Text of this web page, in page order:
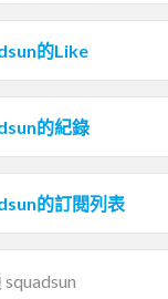
的Like
的紀錄
的訂閱列表
squadsun